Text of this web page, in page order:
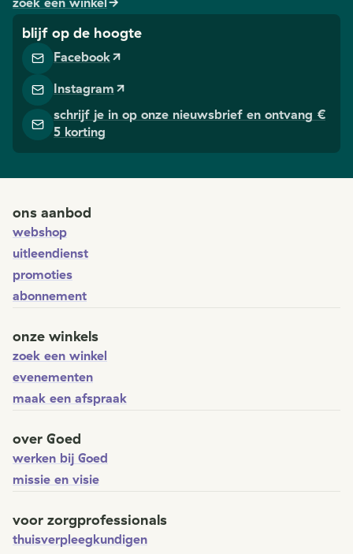
blijf op de hoogte
Facebook
Instagram
schrijf je in op onze nieuwsbrief en ontvang €
5 korting
ons aanbod
webshop
uitleendienst
promoties
abonnement
onze winkels
zoek een winkel
evenementen
maak een afspraak
over Goed
werken bij Goed
missie en visie
voor zorgprofessionals
thuisverpleegkundigen